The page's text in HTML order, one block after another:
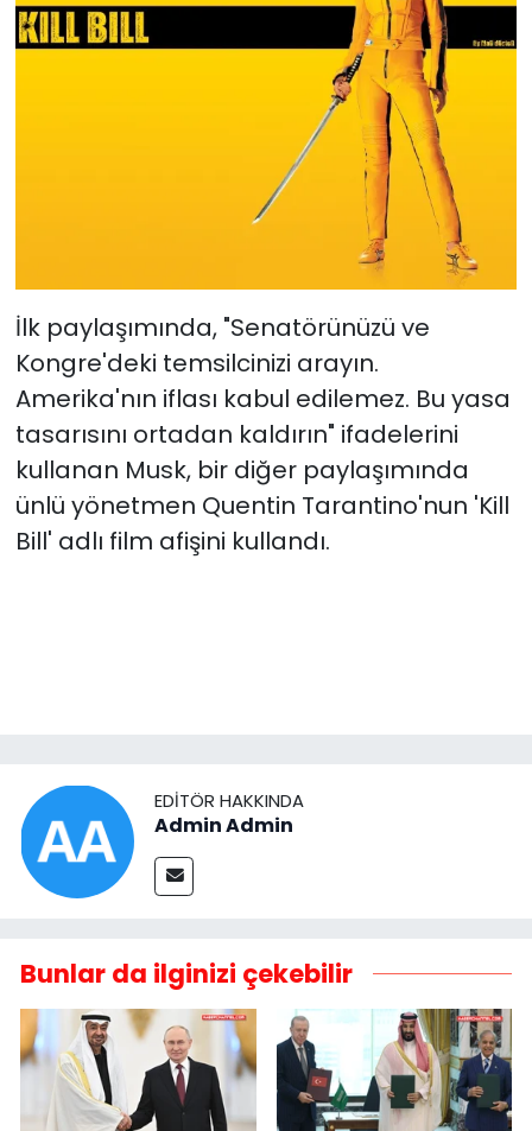
İlk paylaşımında, "Senatörünüzü ve
Kongre'deki temsilcinizi arayın.
Amerika'nın iflası kabul edilemez. Bu yasa
tasarısını ortadan kaldırın" ifadelerini
kullanan Musk, bir diğer paylaşımında
ünlü yönetmen Quentin Tarantino'nun 'Kill
Bill' adlı film afişini kullandı.
EDITÖR HAKKINDA
Admin Admin
Bunlar da ilginizi çekebilir